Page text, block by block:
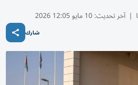
| آخر تحديث:10 مايو 12:05 2026
شارك